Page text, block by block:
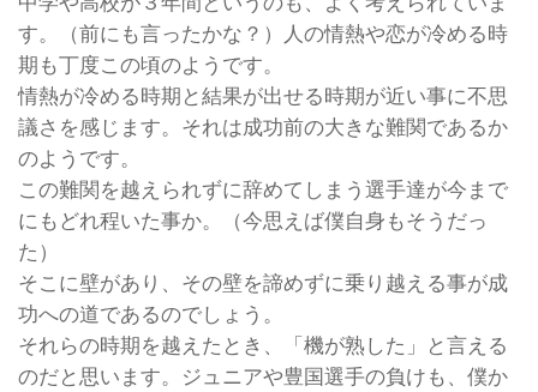
す。（前にも言ったかな？）人の情熱や恋が冷める時
期も丁度この頃のようです。
情熱が冷める時期と結果が出せる時期が近い事に不思
議さを感じます。それは成功前の大きな難関であるか
のようです。
この難関を越えられずに辞めてしまう選手達が今まで
にもどれ程いた事か。（今思えば僕自身もそうだっ
た）
そこに壁があり、その壁を諦めずに乗り越える事が成
功への道であるのでしょう。
それらの時期を越えたとき、「機が熟した」と言える
のだと思います。ジュニアや豊国選手の負けも、僕か